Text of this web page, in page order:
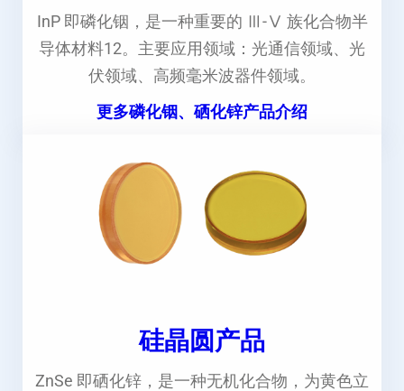
InP 即磷化铟，是一种重要的 Ⅲ-Ⅴ 族化合物半
导体材料12。主要应用领域：光通信领域、光
伏领域、高频毫米波器件领域。
更多磷化铟、硒化锌产品介绍
硅晶圆产品
ZnSe 即硒化锌，是一种无机化合物，为黄色立